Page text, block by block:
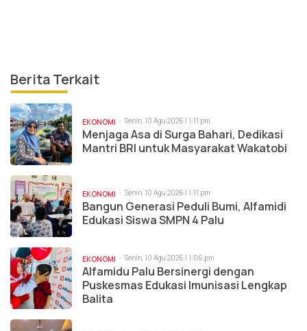
Berita Terkait
EKONOMI Senin, 10 Agu 2026 | 1:11 pm
Menjaga Asa di Surga Bahari, Dedikasi
Mantri BRI untuk Masyarakat Wakatobi
EKONOMI Senin, 10 Agu 2026 | 1:11 pm
Bangun Generasi Peduli Bumi, Alfamidi
Edukasi Siswa SMPN 4 Palu
EKONOMI Senin, 10 Agu 2026 | 1:06 pm
Alfamidu Palu Bersinergi dengan
Puskesmas Edukasi Imunisasi Lengkap
Balita